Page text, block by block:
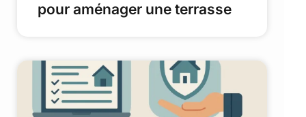
pour aménager une terrasse